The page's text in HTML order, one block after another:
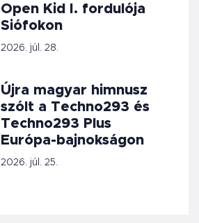
Open Kid I. fordulója
Siófokon
2026. júl. 28.
Újra magyar himnusz
szólt a Techno293 és
Techno293 Plus
Európa-bajnokságon
2026. júl. 25.